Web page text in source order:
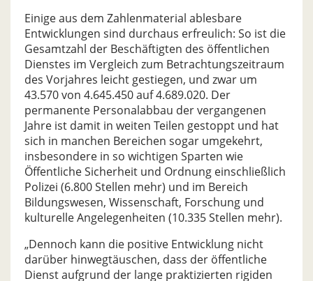
Einige aus dem Zahlenmaterial ablesbare
Entwicklungen sind durchaus erfreulich: So ist die
Gesamtzahl der Beschäftigten des öffentlichen
Dienstes im Vergleich zum Betrachtungszeitraum
des Vorjahres leicht gestiegen, und zwar um
43.570 von 4.645.450 auf 4.689.020. Der
permanente Personalabbau der vergangenen
Jahre ist damit in weiten Teilen gestoppt und hat
sich in manchen Bereichen sogar umgekehrt,
insbesondere in so wichtigen Sparten wie
Öffentliche Sicherheit und Ordnung einschließlich
Polizei (6.800 Stellen mehr) und im Bereich
Bildungswesen, Wissenschaft, Forschung und
kulturelle Angelegenheiten (10.335 Stellen mehr).
„Dennoch kann die positive Entwicklung nicht
darüber hinwegtäuschen, dass der öffentliche
Dienst aufgrund der lange praktizierten rigiden